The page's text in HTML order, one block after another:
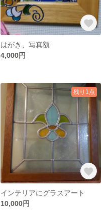
はがき、写真額
4,000円
残り1点
インテリアにグラスアート
10,000円